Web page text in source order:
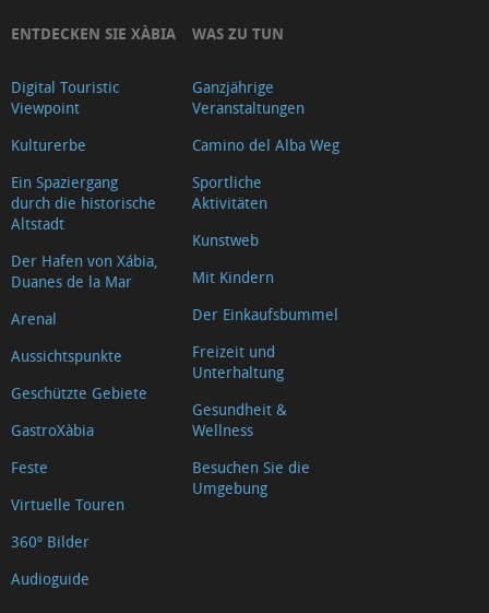
ENTDECKEN SIE XÀBIA
Digital Touristic
Viewpoint
Kulturerbe
Ein Spaziergang
durch die historische
Altstadt
Der Hafen von Xábia,
Duanes de la Mar
Arenal
Aussichtspunkte
Geschützte Gebiete
GastroXàbia
Feste
Virtuelle Touren
360º Bilder
Audioguide
WAS ZU TUN
Ganzjährige
Veranstaltungen
Camino del Alba Weg
Sportliche
Aktivitäten
Kunstweb
Mit Kindern
Der Einkaufsbummel
Freizeit und
Unterhaltung
Gesundheit &
Wellness
Besuchen Sie die
Umgebung